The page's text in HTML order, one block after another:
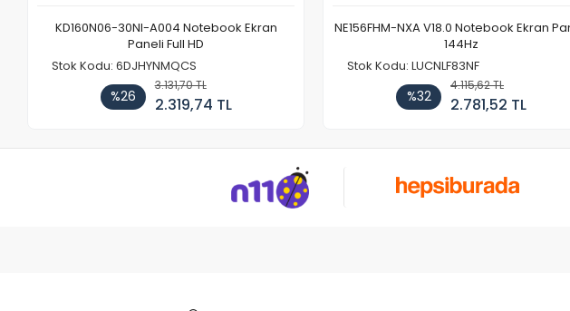
KD160N06-30NI-A004 Notebook Ekran
Paneli Full HD
Stok Kodu: 6DJHYNMQCS
%26
3.131,70 TL
2.319,74 TL
NE156FHM-NXA V18.0 Notebook Ekran
144Hz
Stok Kodu: LUCNLF83NF
%32
4.115,62 TL
2.781,52 TL